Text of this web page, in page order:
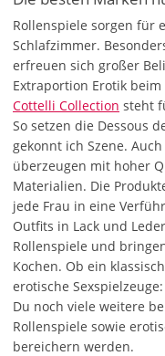
Rollenspiele sorgen für
Schlafzimmer.
erfreuen sich großer
Extraportion Erotik
Cottelli Collection steht
So setzen die Dessous
gekonnt ich Szene.
überzeugen mit hoher
Materialien. Die
jede Frau in eine
Outfits in Lack und
Rollenspiele und
Kochen. Ob ein
erotische
Du noch viele weitere
Rollenspiele sowie
bereichern werden.